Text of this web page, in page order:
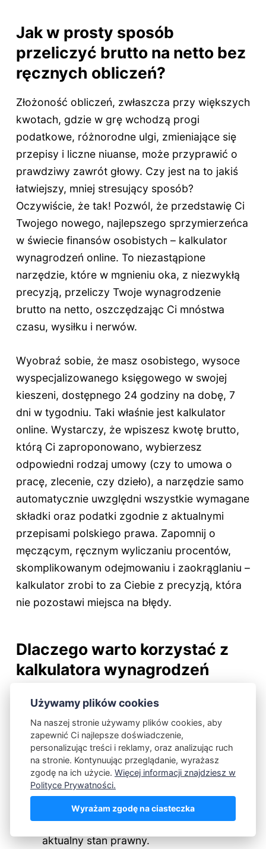
Jak w prosty sposób
przeliczyć brutto na netto bez
ręcznych obliczeń?
Złożoność obliczeń, zwłaszcza przy większych
kwotach, gdzie w grę wchodzą progi
podatkowe, różnorodne ulgi, zmieniające się
przepisy i liczne niuanse, może przyprawić o
prawdziwy zawrót głowy. Czy jest na to jakiś
łatwiejszy, mniej stresujący sposób?
Oczywiście, że tak! Pozwól, że przedstawię Ci
Twojego nowego, najlepszego sprzymierzeńca
w świecie finansów osobistych – kalkulator
wynagrodzeń online. To niezastąpione
narzędzie, które w mgnieniu oka, z niezwykłą
precyzją, przeliczy Twoje wynagrodzenie
brutto na netto, oszczędzając Ci mnóstwa
czasu, wysiłku i nerwów.
Wyobraź sobie, że masz osobistego, wysoce
wyspecjalizowanego księgowego w swojej
kieszeni, dostępnego 24 godziny na dobę, 7
dni w tygodniu. Taki właśnie jest kalkulator
online. Wystarczy, że wpiszesz kwotę brutto,
którą Ci zaproponowano, wybierzesz
odpowiedni rodzaj umowy (czy to umowa o
pracę, zlecenie, czy dzieło), a narzędzie samo
automatycznie uwzględni wszystkie wymagane
składki oraz podatki zgodnie z aktualnymi
przepisami polskiego prawa. Zapomnij o
męczącym, ręcznym wyliczaniu procentów,
skomplikowanym odejmowaniu i zaokrąglaniu –
kalkulator zrobi to za Ciebie z precyzją, która
nie pozostawi miejsca na błędy.
Dlaczego warto korzystać z
kalkulatora wynagrodzeń
Automatyczna aktualizacja przepisów:
Przepisy podatkowe i stawki składek ZUS
zmieniają się stosunkowo często. Dobry
kalkulator jest zawsze na bieżąco z
najnowszymi regulacjami prawnymi, więc
masz absolutną pewność, że Twoje
obliczenia są poprawne i odzwierciedlają
aktualny stan prawny.
Używamy plików cookies
Na naszej stronie używamy plików cookies, aby
zapewnić Ci najlepsze doświadczenie,
personalizując treści i reklamy, oraz analizując ruch
na stronie. Kontynuując przeglądanie, wyrażasz
zgodę na ich użycie. Więcej informacji znajdziesz w
Polityce Prywatności.
Wyrażam zgodę na ciasteczka